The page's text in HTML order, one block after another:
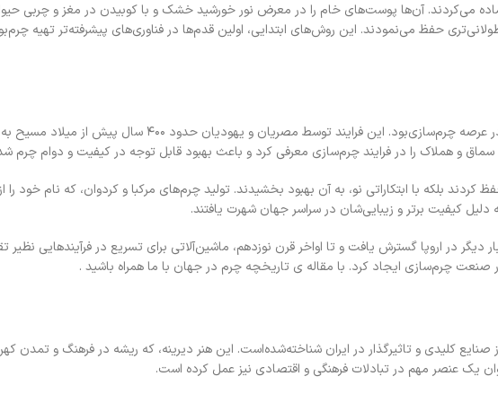
می‌کردند. آن‌ها پوست‌های خام را در معرض نور خورشید خشک و با کوبیدن در مغز و چربی
حفظ می‌نمودند. این روش‌های ابتدایی، اولین قدم‌ها در فناوری‌های پیشرفته‌تر تهیه
فرایند تنبکی گیاهی یکی از مهم‌ترین پیشرفت‌ها در عرصه چرم‌سازی‌بود. این فرایند
سماق و هملاک را در فرایند چرم‌سازی معرفی کرد و باعث بهبود قابل توجه در کیفیت و دوام چرم
بلکه با ابتکاراتی نو، به آن بهبود بخشیدند. تولید چرم‌های مرکبا و کردوان، که نام خود را از
دلیل کیفیت برتر و زیبایی‌شان در سراسر جهان شهرت یافتند.
دیگر در اروپا گسترش یافت و تا اواخر قرن نوزدهم، ماشین‌آلاتی برای تسریع در فرآیندهایی
چرم‌سازی ایجاد کرد. با مقاله ی تاریخچه چرم در جهان با ما همراه باشید .
کلیدی و تاثیرگذار در ایران شناخته‌شده‌است. این هنر دیرینه، که ریشه در فرهنگ و تمدن کهن
عنوان یک عنصر مهم در تبادلات فرهنگی و اقتصادی نیز عمل کرده است.